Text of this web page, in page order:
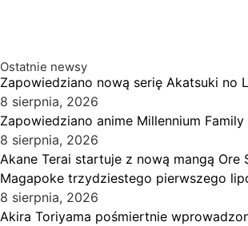
Ostatnie newsy
Zapowiedziano nową serię Akatsuki no
8 sierpnia, 2026
Zapowiedziano anime Millennium Family
8 sierpnia, 2026
Akane Terai startuje z nową mangą Ore
Magapoke trzydziestego pierwszego
8 sierpnia, 2026
Akira Toriyama pośmiertnie